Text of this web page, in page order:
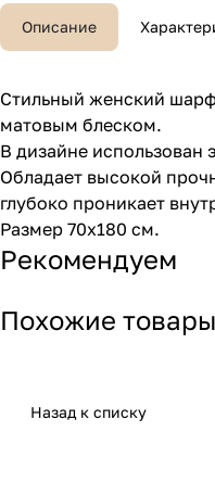
Описание
Стильный женский шарф
матовым блеском.
В дизайне использован
Обладает высокой
глубоко проникает
Размер 70х180 см.
Рекомендуем
Похожие товары
Назад к списку